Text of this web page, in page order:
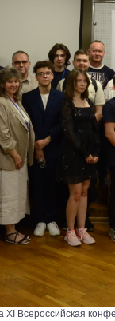
XI Всероссийская